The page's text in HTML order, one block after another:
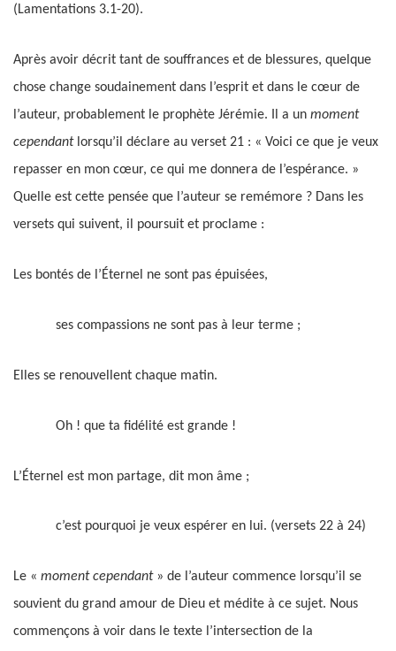
(Lamentations 3.1-20).
Après avoir décrit tant de souffrances et de blessures, quelque
chose change soudainement dans l’esprit et dans le cœur de
l’auteur, probablement le prophète Jérémie. Il a un moment
cependantlorsqu’il déclare au verset 21 : « Voici ce que je veux
repasser en mon cœur, ce qui me donnera de l’espérance. »
Quelle est cette pensée que l’auteur se remémore ? Dans les
versets qui suivent, il poursuit et proclame :
Les bontés de l’Éternel ne sont pas épuisées,
ses compassions ne sont pas à leur terme ;
Elles se renouvellent chaque matin.
Oh ! que ta fidélité est grande !
L’Éternel est mon partage, dit mon âme ;
c’est pourquoi je veux espérer en lui. (versets 22 à 24)
Le « moment cependant» de l’auteur commence lorsqu’il se
souvient du grand amour de Dieu et médite à ce sujet. Nous
commençons à voir dans le texte l’intersection de la